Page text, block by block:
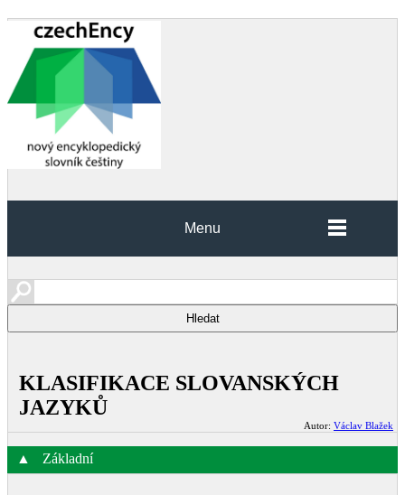
Menu
KLASIFIKACE SLOVANSKÝCH
JAZYKŮ
Autor: Václav Blažek
▲ Základní